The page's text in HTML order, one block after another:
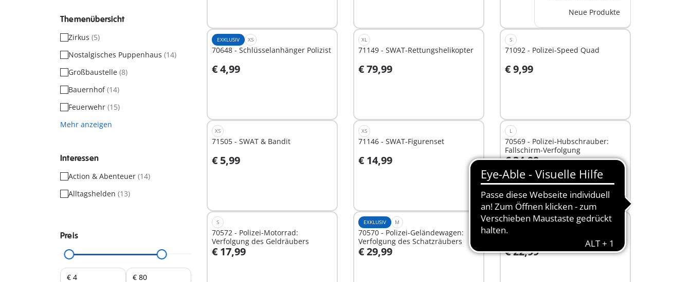
Neue Produkte
Themenübersicht
Zirkus (5)
Nostalgisches Puppenhaus (14)
Großbaustelle (8)
Bauernhof(14)
Feuerwehr (15)
Mehr anzeigen
Interessen
Action & Abenteuer (14)
Alltagshelden (13)
Preis
EXKLUSIV XS
70648 - Schlüsselanhänger Polizist
€ 4,99
In den Warenkorb
XL
71149 - SWAT-Rettungshelikopter
€ 79,99
In den Warenkorb
S
71092 - Polizei-Speed Quad
€ 9,99
In den Warenkorb
XS
71505 - SWAT & Bandit
€ 5,99
In den Warenkorb
XS
71146 - SWAT-Figurenset
€ 14,99
In den Warenkorb
L
70569 - Polizei-Hubschrauber:
Fallschirm-Verfolgung
€ 34,99
In den Warenkorb
S
70572 - Polizei-Motorrad:
Verfolgung des Geldräubers
€ 17,99
In den Warenkorb
EXKLUSIV M
70570 - Polizei-Geländewagen:
Verfolgung des Schatzräubers
€ 29,99
In den Warenkorb
M
71147 - SWAT-Multi-Terrain-Quad
€ 22,99
In den Warenkorb